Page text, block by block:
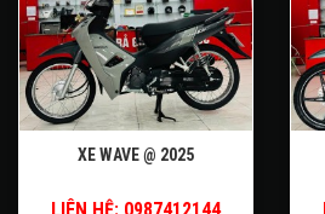
XE WAVE @ 2025